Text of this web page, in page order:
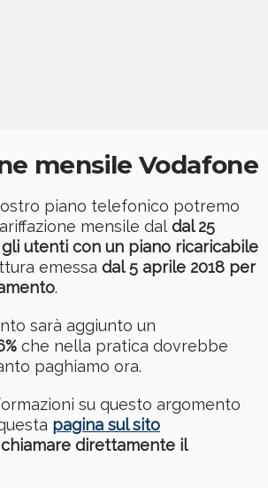
mensile Vodafone
piano telefonico potremo
mensile dal dal 25
utenti con un piano ricaricabile
emessa dal 5 aprile 2018 per
.
sarà aggiunto un
che nella pratica dovrebbe
paghiamo ora.
su questo argomento
pagina sul sito
chiamare direttamente il